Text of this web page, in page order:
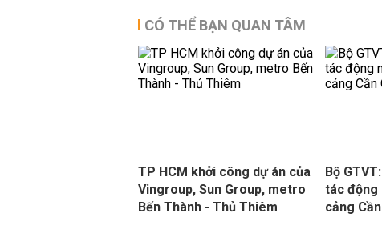
CÓ THỂ BẠN QUAN TÂM
TP HCM khởi công dự án của
Vingroup, Sun Group, metro
Bến Thành - Thủ Thiêm
Bộ
tác động
cảng